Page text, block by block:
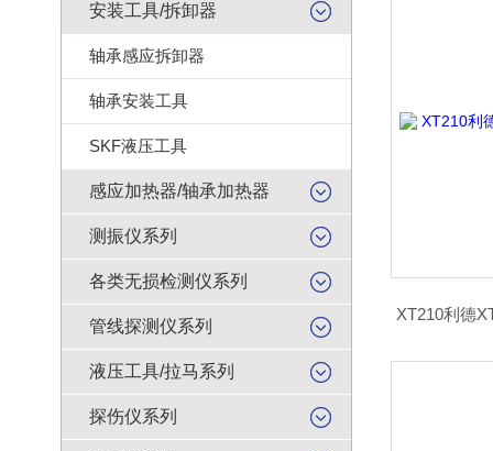
安装工具/拆卸器
轴承感应拆卸器
轴承安装工具
SKF液压工具
感应加热器/轴承加热器
测振仪系列
各类无损检测仪系列
管线探测仪系列
液压工具/拉马系列
探伤仪系列
XT210利德